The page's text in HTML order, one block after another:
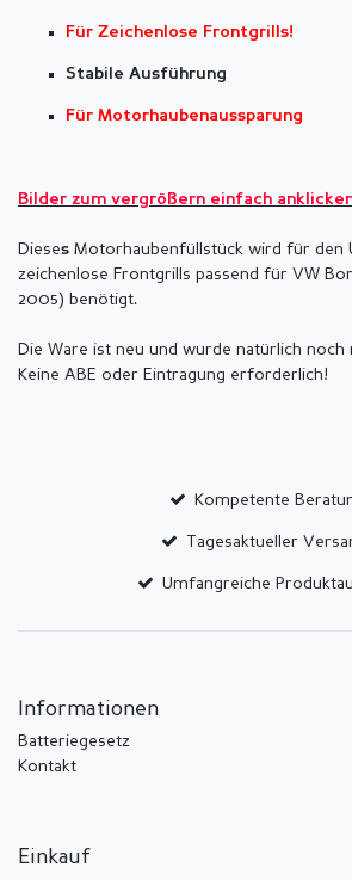
Für Zeichenlose Frontgrills!
Stabile Ausführung
Für Motorhaubenaussparung
Bilder zum vergrößern einfach
Dieses Motorhaubenfüllstück wird für den
zeichenlose Frontgrills passend für VW
2005) benötigt.
Die Ware ist neu und wurde natürlich noch
Keine ABE oder Eintragung erforderlich!
Kompetente
Tagesaktueller
Umfangreiche
Informationen
Batteriegesetz
Kontakt
Einkauf